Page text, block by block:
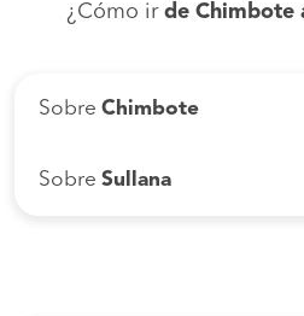
¿Cómo ir de Chimbote
Sobre Chimbote
Sobre Sullana